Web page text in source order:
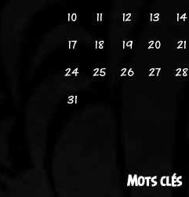
10
11 12 13 14
17
18 19 20 21
24
25 26 27 28
31
Mots clés